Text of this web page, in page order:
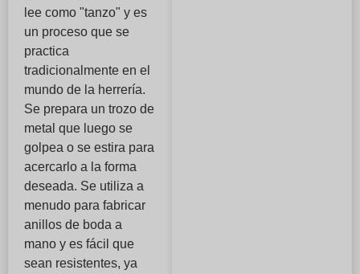
lee como "tanzo" y es
un proceso que se
practica
tradicionalmente en el
mundo de la herrería.
Se prepara un trozo de
metal que luego se
golpea o se estira para
acercarlo a la forma
deseada. Se utiliza a
menudo para fabricar
anillos de boda a
mano y es fácil que
sean resistentes, ya